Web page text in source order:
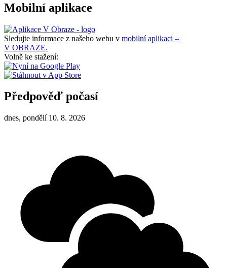
Mobilní aplikace
Sledujte informace z našeho webu v mobilní aplikaci –
V OBRAZE.
Volně ke stažení:
Předpověď počasí
dnes, pondělí 10. 8. 2026